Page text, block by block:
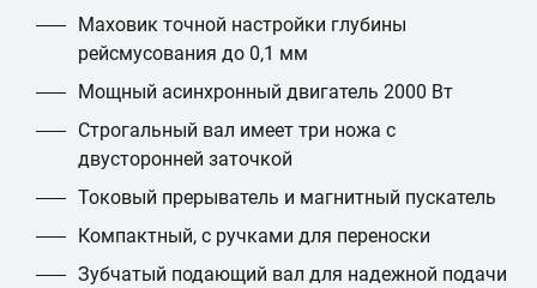
Маховик точной настройки глубины
рейсмусования до 0,1 мм
Мощный асинхронный двигатель 2000 Вт
Строгальный вал имеет три ножа с
двусторонней заточкой
Токовый прерыватель и магнитный пускатель
Компактный, с ручками для переноски
Зубчатый подающий вал для надежной подачи